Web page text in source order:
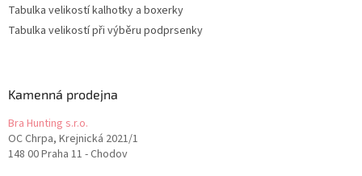
Tabulka velikostí kalhotky a boxerky
Tabulka velikostí při výběru podprsenky
Kamenná prodejna
Bra Hunting s.r.o.
OC Chrpa, Krejnická 2021/1
148 00 Praha 11 - Chodov